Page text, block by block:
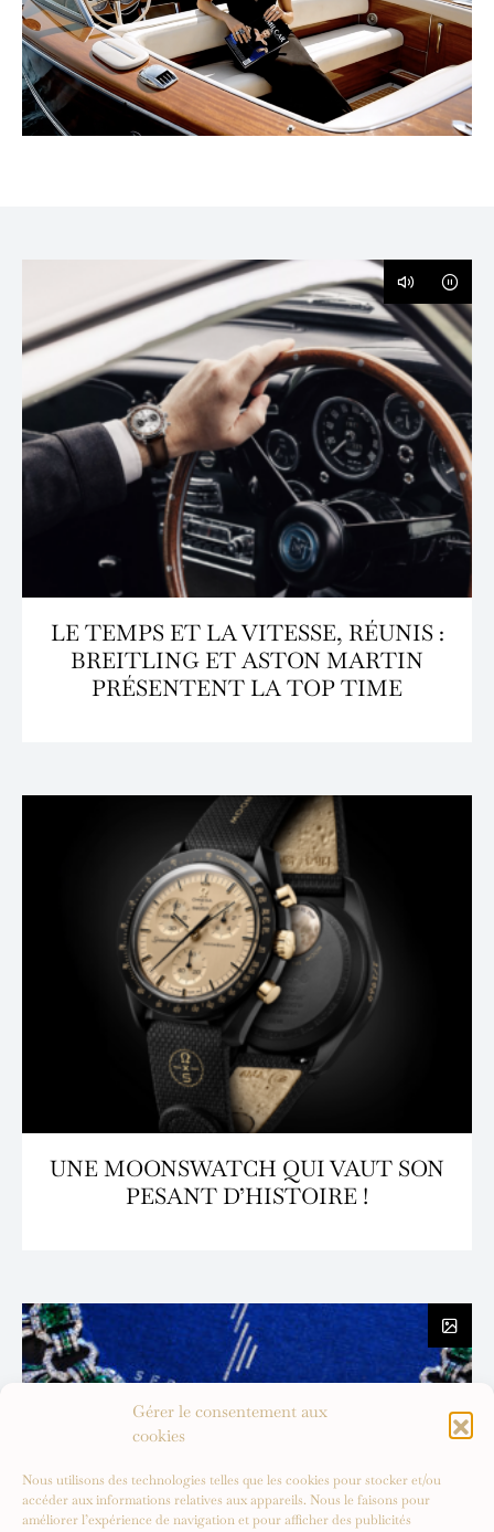
Gérer le consentement aux
cookies
Nous utilisons des technologies telles que les cookies pour stocker et/ou
accéder aux informations relatives aux appareils. Nous le faisons pour
améliorer l’expérience de navigation et pour afficher des publicités
LE TEMPS ET LA VITESSE, RÉUNIS :
BREITLING ET ASTON MARTIN
PRÉSENTENT LA TOP TIME
UNE MOONSWATCH QUI VAUT SON
PESANT D’HISTOIRE !